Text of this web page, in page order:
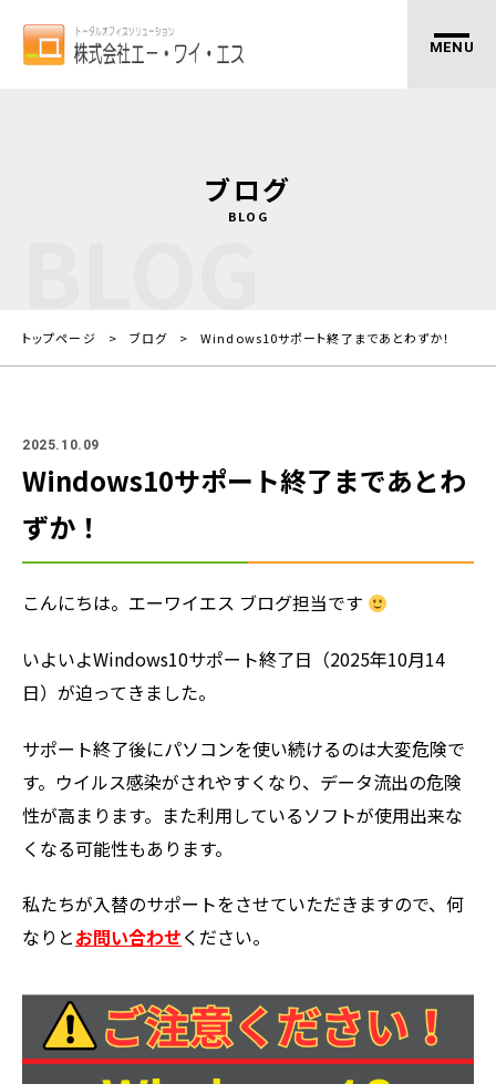
ブログ
BLOG
トップページ ブログ Windows10サポート終了まであとわずか！
2025.10.09
Windows10サポート終了まであとわ
ずか！
こんにちは。エーワイエス ブログ担当です
いよいよWindows10サポート終了日（2025年10月14
日）が迫ってきました。
サポート終了後にパソコンを使い続けるのは大変危険で
す。ウイルス感染がされやすくなり、データ流出の危険
性が高まります。また利用しているソフトが使用出来な
くなる可能性もあります。
私たちが入替のサポートをさせていただきますので、何
なりとお問い合わせください。